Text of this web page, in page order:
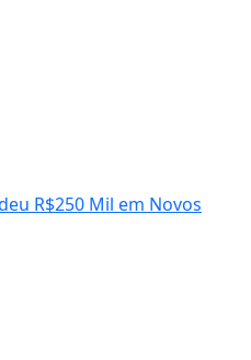
R$250 Mil em Novos